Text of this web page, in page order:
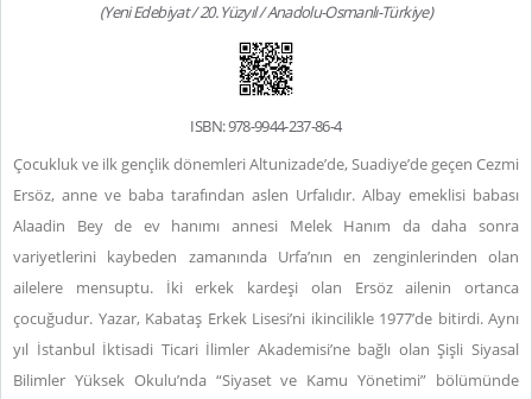
(Yeni Edebiyat / 20. Yüzyıl / Anadolu-Osmanlı-Türkiye)
ISBN: 978-9944-237-86-4
Çocukluk ve ilk gençlik dönemleri Altunizade’de, Suadiye’de geçen Cezmi
Ersöz, anne ve baba tarafından aslen Urfalıdır. Albay emeklisi babası
Alaadin Bey de ev hanımı annesi Melek Hanım da daha sonra
variyetlerini kaybeden zamanında Urfa’nın en zenginlerinden olan
ailelere mensuptu. İki erkek kardeşi olan Ersöz ailenin ortanca
çocuğudur. Yazar, Kabataş Erkek Lisesi’ni ikincilikle 1977’de bitirdi. Aynı
yıl İstanbul İktisadi Ticari İlimler Akademisi’ne bağlı olan Şişli Siyasal
Bilimler Yüksek Okulu’nda “Siyaset ve Kamu Yönetimi” bölümünde